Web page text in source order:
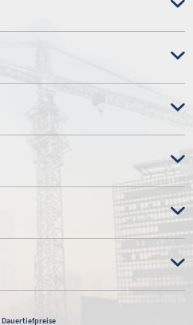
Dauertiefpreise